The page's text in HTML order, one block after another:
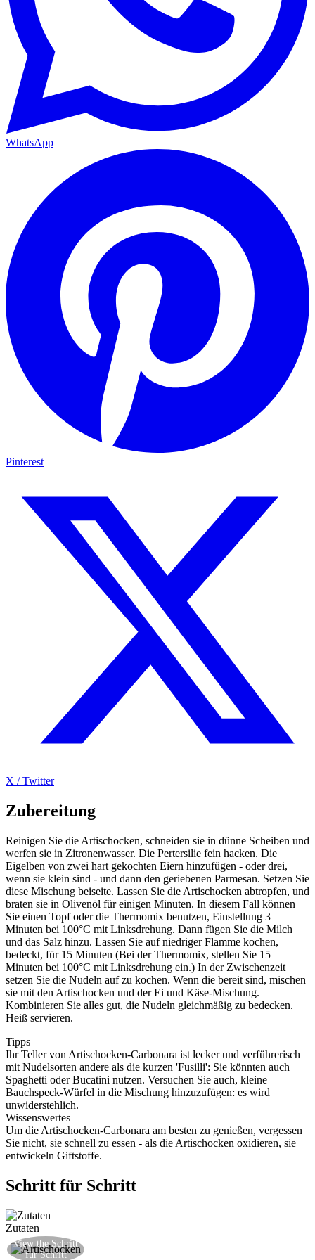
WhatsApp
Pinterest
X / Twitter
Zubereitung
Reinigen Sie die Artischocken, schneiden sie in dünne Scheiben und
werfen sie in Zitronenwasser. Die Pertersilie fein hacken. Die
Eigelben von zwei hart gekochten Eiern hinzufügen - oder drei,
wenn sie klein sind - und dann den geriebenen Parmesan. Setzen Sie
diese Mischung beiseite. Lassen Sie die Artischocken abtropfen, und
braten sie in Olivenöl für einigen Minuten. In diesem Fall können
Sie einen Topf oder die Thermomix benutzen, Einstellung 3
Minuten bei 100°C mit Linksdrehung. Dann fügen Sie die Milch
und das Salz hinzu. Lassen Sie auf niedriger Flamme kochen,
bedeckt, für 15 Minuten (Bei der Thermomix, stellen Sie 15
Minuten bei 100°C mit Linksdrehung ein.) In der Zwischenzeit
setzen Sie die Nudeln auf zu kochen. Wenn die bereit sind, mischen
sie mit den Artischocken und der Ei und Käse-Mischung.
Kombinieren Sie alles gut, die Nudeln gleichmäßig zu bedecken.
Heiß servieren.
Tipps
Ihr Teller von Artischocken-Carbonara ist lecker und verführerisch
mit Nudelsorten andere als die kurzen 'Fusilli': Sie könnten auch
Spaghetti oder Bucatini nutzen. Versuchen Sie auch, kleine
Bauchspeck-Würfel in die Mischung hinzuzufügen: es wird
unwiderstehlich.
Wissenswertes
Um die Artischocken-Carbonara am besten zu genießen, vergessen
Sie nicht, sie schnell zu essen - als die Artischocken oxidieren, sie
entwickeln Giftstoffe.
Schritt für Schritt
Zutaten
View the Schritt
für Schritt